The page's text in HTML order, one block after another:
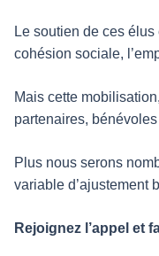
Le soutien de ces
cohésion sociale,
Mais cette
partenaires,
Plus nous serons
variable d’ajustement
Rejoignez l’appel et